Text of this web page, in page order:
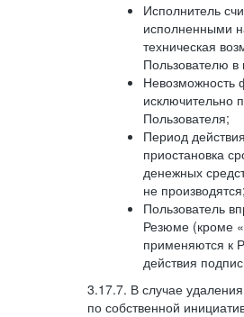
Исполнитель
исполненными
техническая
Пользователю
Невозможность
исключительно
Пользователя;
Период
приостановка
денежных
не производятся;
Пользователь
Резюме (кроме
применяются к
действия
3.17.7. В случае
по собственной